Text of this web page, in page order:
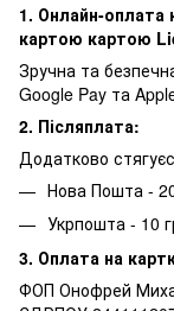
1. Онлайн-
картою картою
Зручна та
Google Pay та
2. Післяплата:
Додатково
Нова Пошта -
Укрпошта - 10
3. Оплата на
ФОП Онофрей